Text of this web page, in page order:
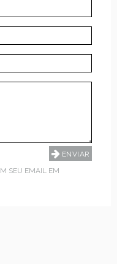
SEU EMAIL EM